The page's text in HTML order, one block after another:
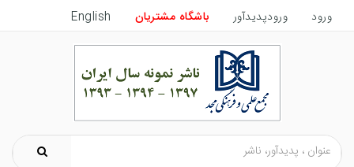
ورود ورودپدیدآور باشگاه مشتریان English